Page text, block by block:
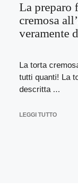
La preparo
cremosa
veramente
La torta
tutti quanti! La
descritta ...
LEGGI TUTTO